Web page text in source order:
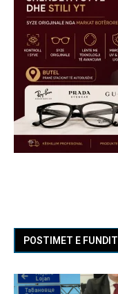
POSTIMET E FUNDIT